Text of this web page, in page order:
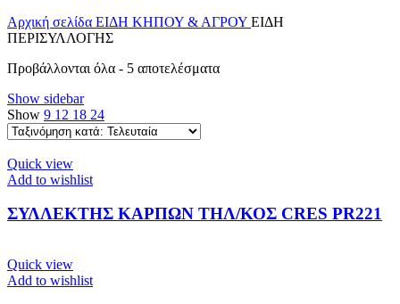
Αρχική σελίδα ΕΙΔΗ ΚΗΠΟΥ & ΑΓΡΟΥ ΕΙΔΗ
ΠΕΡΙΣΥΛΛΟΓΗΣ
Προβάλλονται όλα - 5 αποτελέσματαSorted
Show sidebar
Show 9 12 18 24
Quick view
Add to wishlist
ΣΥΛΛΕΚΤΗΣ ΚΑΡΠΩΝ ΤΗΛ/ΚΟΣ CRES PR221
Quick view
Add to wishlist